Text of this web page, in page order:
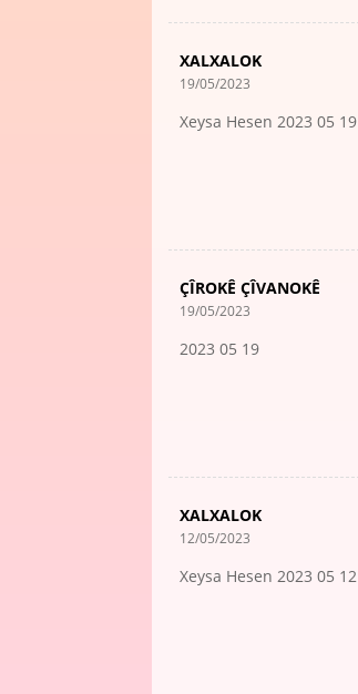
XALXALOK
19/05/2023
Xeysa Hesen 2023 05 19
ÇÎROKÊ ÇÎVANOKÊ
19/05/2023
2023 05 19
XALXALOK
12/05/2023
Xeysa Hesen 2023 05 12